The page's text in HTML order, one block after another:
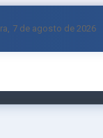
7 de agosto de 2026